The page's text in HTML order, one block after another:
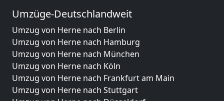
Umzüge-Deutschlandweit
Umzug von Herne nach Berlin
Umzug von Herne nach Hamburg
Umzug von Herne nach München
Umzug von Herne nach Köln
Umzug von Herne nach Frankfurt am Main
Umzug von Herne nach Stuttgart